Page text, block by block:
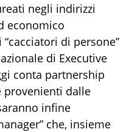
negli indirizzi
economico
di persone”
di Executive
conta partnership
provenienti dalle
infine
che, insieme